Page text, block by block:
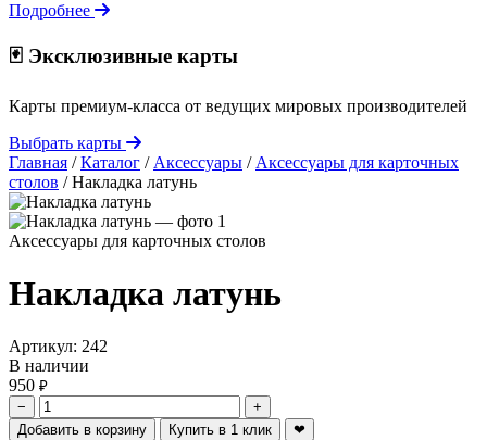
Подробнее
🃏 Эксклюзивные карты
Карты премиум-класса от ведущих мировых производителей
Выбрать карты
Главная / Каталог / Аксессуары / Аксессуары для карточных
столов / Накладка латунь
Аксессуары для карточных столов
Накладка латунь
Артикул: 242
В наличии
950 ₽
−
+
Добавить в корзину
Купить в 1 клик ❤